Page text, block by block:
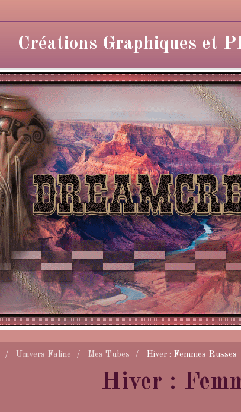
Créations Graphiques et
Univers Faline Mes Tubes Hiver : Femmes Russes
Hiver :